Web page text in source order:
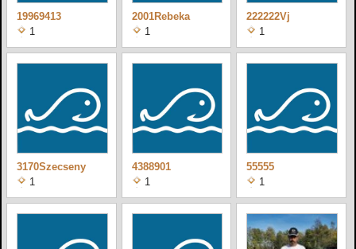
19969413
1
2001Rebeka
1
222222Vj
1
3170Szecseny
1
4388901
1
55555
1